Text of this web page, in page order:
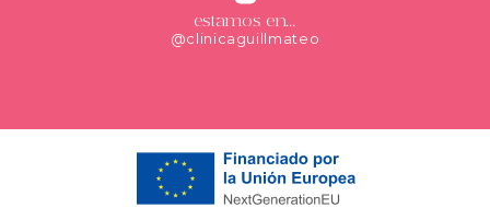
estamos en...
@clinicaguillmateo